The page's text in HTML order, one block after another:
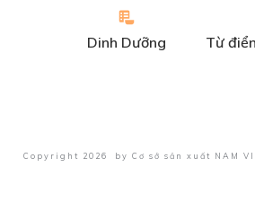
Dinh Dưỡng Từ
Copyright 2026 by Cơ sở sản xuất NAM